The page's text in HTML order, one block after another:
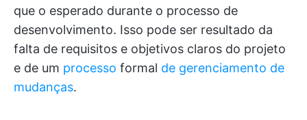
que o esperado durante o processo de
desenvolvimento. Isso pode ser resultado da
falta de requisitos e objetivos claros do projeto
e de um processo formal de gerenciamento de
mudanças.